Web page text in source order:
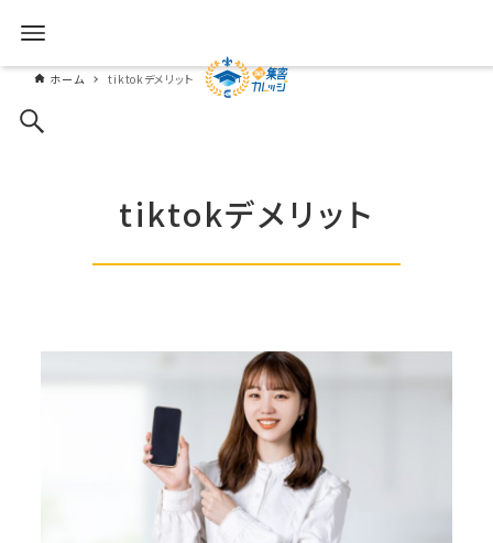
ホーム tiktokデメリット
tiktokデメリット